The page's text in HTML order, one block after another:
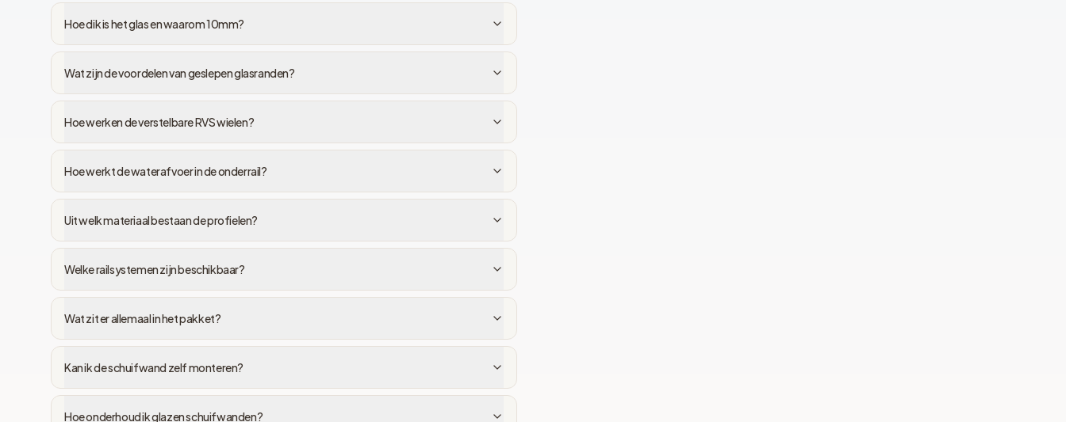
Hoe dik is het glas en waarom 10mm?
Wat zijn de voordelen van geslepen glasranden?
Hoe werken de verstelbare RVS wielen?
Hoe werkt de waterafvoer in de onderrail?
Uit welk materiaal bestaan de profielen?
Welke railsystemen zijn beschikbaar?
Wat zit er allemaal in het pakket?
Kan ik de schuifwand zelf monteren?
Hoe onderhoud ik glazen schuifwanden?